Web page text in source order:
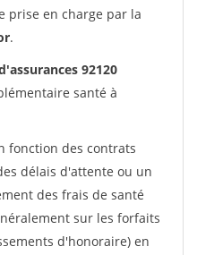
prise en charge par la
.
92120
santé à
fonction des contrats
délais d'attente ou un
des frais de santé
sur les forfaits
d'honoraire) en